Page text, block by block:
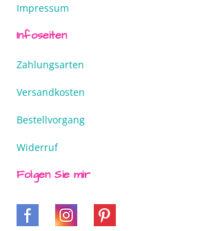
Impressum
Infoseiten
Zahlungsarten
Versandkosten
Bestellvorgang
Widerruf
Folgen Sie mir